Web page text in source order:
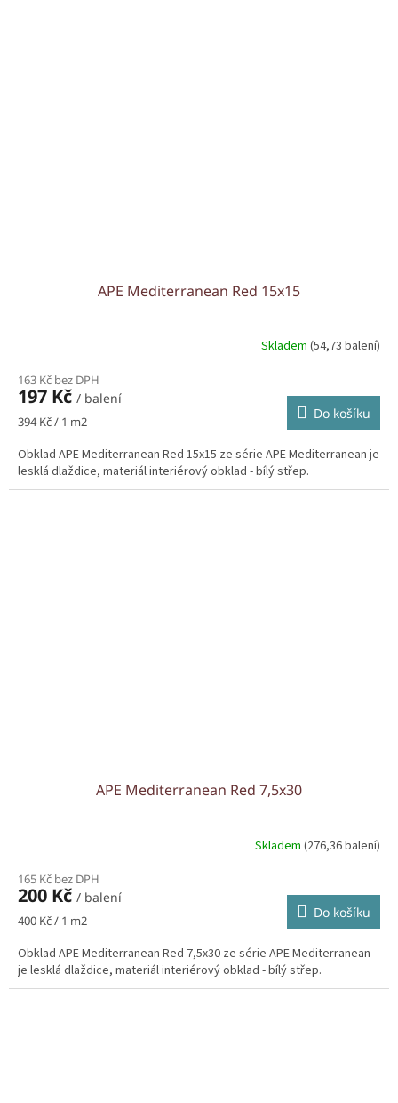
APE Mediterranean Red 15x15
Skladem (54,73 balení)
163 Kč bez DPH
197 Kč / balení
Měrná
394 Kč / 1 m2 Do košíku
Obklad APE Mediterranean Red 15x15 ze série APE Mediterranean je
lesklá dlaždice, materiál interiérový obklad - bílý střep.
APE Mediterranean Red 7,5x30
Skladem (276,36 balení)
165 Kč bez DPH
200 Kč / balení
Měrná
400 Kč / 1 m2 Do košíku
Obklad APE Mediterranean Red 7,5x30 ze série APE Mediterranean
je lesklá dlaždice, materiál interiérový obklad - bílý střep.